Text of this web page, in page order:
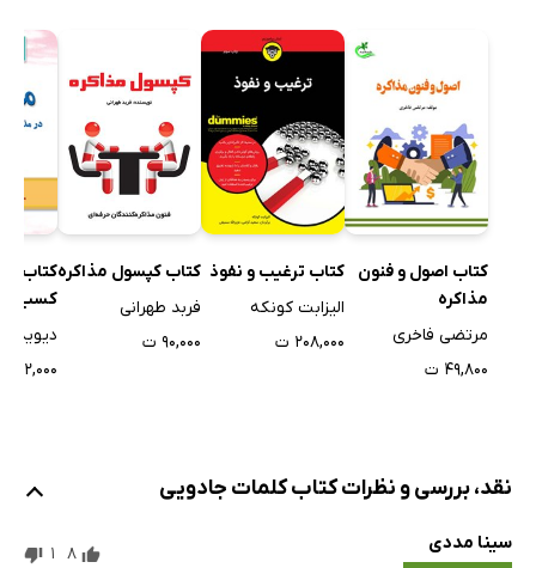
کتاب اصول و فنون
مذاکره
مرتضی فاخری
۴۹,۸۰۰ ت
کتاب ترغیب و نفوذ
الیزابت کونکه
۲۰۸,۰۰۰ ت
کتاب کپسول مذاکره
فربد طهرانی
۹۰,۰۰۰ ت
کسب
دیوید
۴۲,۰۰۰ ت
نقد، بررسی و نظرات کتاب کلمات جادویی
سینا مددی 8
1